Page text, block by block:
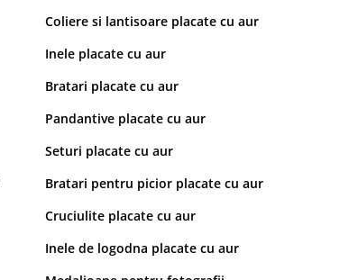
Coliere si lantisoare placate cu aur
Inele placate cu aur
Bratari placate cu aur
Pandantive placate cu aur
Seturi placate cu aur
Bratari pentru picior placate cu aur
Cruciulite placate cu aur
Inele de logodna placate cu aur